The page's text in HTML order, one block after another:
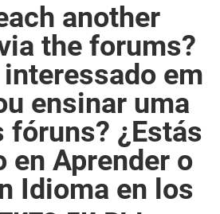
another
the forums?
em
ensinar uma
fóruns? ¿Estás
en Aprender o
Idioma en los